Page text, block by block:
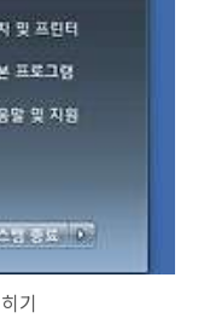
기